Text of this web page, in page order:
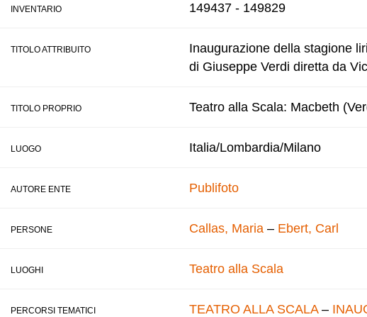
INVENTARIO 149437 - 149829
TITOLO ATTRIBUITO
Inaugurazione della stagione
di Giuseppe Verdi diretta da
TITOLO PROPRIO Teatro alla Scala: Macbeth
LUOGO Italia/Lombardia/Milano
AUTORE ENTE Publifoto
PERSONE Callas, Maria – Ebert, Carl
LUOGHI Teatro alla Scala
PERCORSI TEMATICI TEATRO ALLA SCALA–